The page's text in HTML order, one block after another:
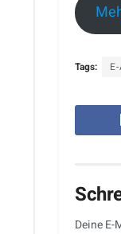
Tags:
Deine